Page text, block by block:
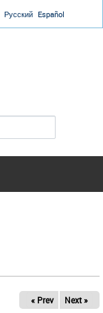
Русский Español
« Prev Next »